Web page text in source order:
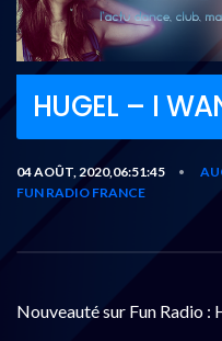
HUGEL – I
04 AOÛT, 2020,06:51:45 •
FUN RADIO FRANCE
Nouveauté sur Fun Radio :